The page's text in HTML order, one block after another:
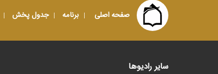
صفحه اصلی برنامه جدول پخش
سایر رادیوها